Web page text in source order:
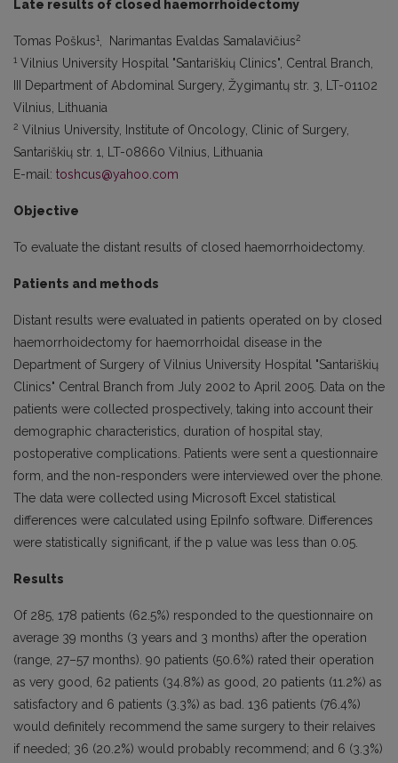
Late results of closed haemorrhoidectomy
Tomas Poškus1 , Narimantas Evaldas Samalavičius2
1 Vilnius University Hospital "Santariškių Clinics", Central Branch,
III Department of Abdominal Surgery, Žygimantų str. 3, LT-01102
Vilnius, Lithuania
2 Vilnius University, Institute of Oncology, Clinic of Surgery,
Santariškių str. 1, LT-08660 Vilnius, Lithuania
E-mail: toshcus@yahoo.com
Objective
To evaluate the distant results of closed haemorrhoidectomy.
Patients and methods
Distant results were evaluated in patients operated on by closed
haemorrhoidectomy for haemorrhoidal disease in the
Department of Surgery of Vilnius University Hospital "Santariškių
Clinics" Central Branch from July 2002 to April 2005. Data on the
patients were collected prospectively, taking into account their
demographic characteristics, duration of hospital stay,
postoperative complications. Patients were sent a questionnaire
form, and the non-responders were interviewed over the phone.
The data were collected using Microsoft Excel statistical
differences were calculated using EpiInfo software. Differences
were statistically significant, if the p value was less than 0.05.
Results
Of 285, 178 patients (62.5%) responded to the questionnaire on
average 39 months (3 years and 3 months) after the operation
(range, 27–57 months). 90 patients (50.6%) rated their operation
as very good, 62 patients (34.8%) as good, 20 patients (11.2%) as
satisfactory and 6 patients (3.3%) as bad. 136 patients (76.4%)
would definitely recommend the same surgery to their relaives
if needed; 36 (20.2%) would probably recommend; and 6 (3.3%)